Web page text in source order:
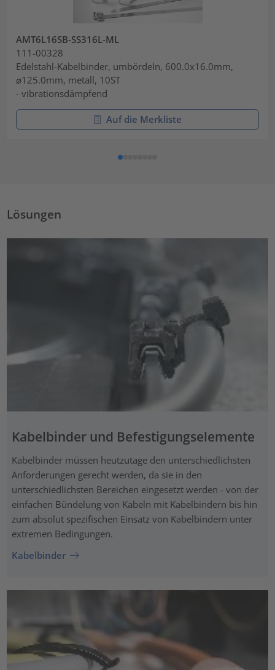
AMT6L16SB-SS316L-ML
111-00328
Edelstahl-Kabelbinder, umbördeln, 600.0x16.0mm,
⌀125.0mm, metall, 10ST
- vibrationsdämpfend
Auf die Merkliste
Lösungen
Kabelbinder und Befestigungselemente
Kabelbinder müssen heutzutage den unterschiedlichsten
Anforderungen gerecht werden, da sie in den
unterschiedlichsten Bereichen eingesetzt werden - von der
einfachen Bündelung von Kabeln mit Kabelbindern bis hin
zum absolut spezifischen Einsatz von Kabelbindern unter
extremen Bedingungen.
Kabelbinder